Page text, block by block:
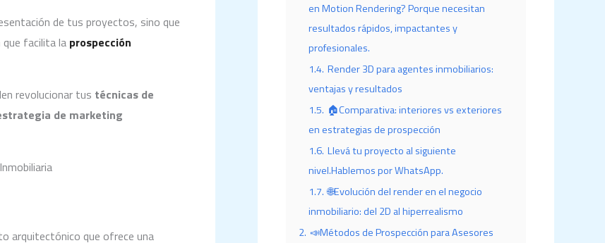
de tus proyectos, sino que
que facilita la prospección
revolucionar tus técnicas de
de marketing
arquitectónico que ofrece una
en Motion Rendering? Porque necesitan
resultados rápidos, impactantes y
profesionales.
1.4. Render 3D para agentes inmobiliarios:
ventajas y resultados
1.5. 🏠Comparativa: interiores vs exteriores
en estrategias de prospección
1.6. Llevá tu proyecto al siguiente
nivel.Hablemos por WhatsApp.
1.7. 🌐Evolución del render en el negocio
inmobiliario: del 2D al hiperrealismo
2. 📣Métodos de Prospección para Asesores